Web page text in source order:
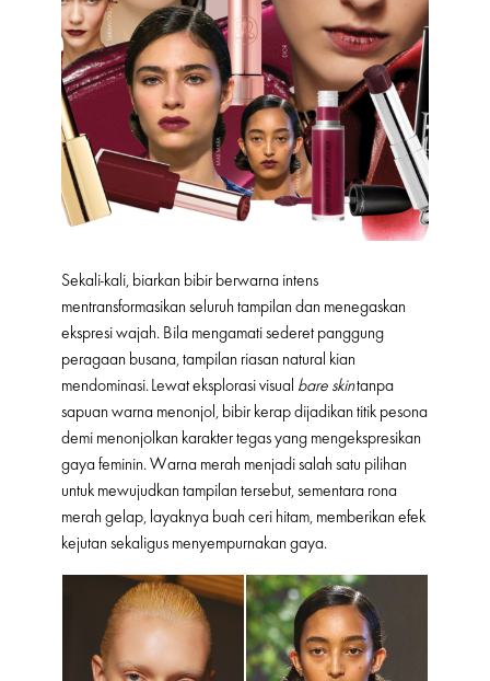
Sekali-kali, biarkan bibir berwarna intens
mentransformasikan seluruh tampilan dan menegaskan
ekspresi wajah. Bila mengamati sederet panggung
peragaan busana, tampilan riasan natural kian
mendominasi. Lewat eksplorasi visual bare skintanpa
sapuan warna menonjol, bibir kerap dijadikan titik pesona
demi menonjolkan karakter tegas yang mengekspresikan
gaya feminin. Warna merah menjadi salah satu pilihan
untuk mewujudkan tampilan tersebut, sementara rona
merah gelap, layaknya buah ceri hitam, memberikan efek
kejutan sekaligus menyempurnakan gaya.